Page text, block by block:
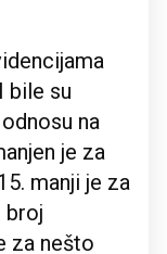
bile su
na
je za
manji je za
broj
za nešto